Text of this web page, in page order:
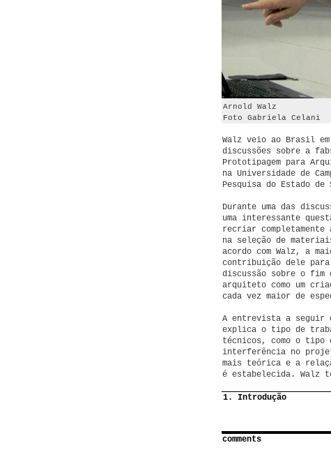
Arnold Walz
Foto Gabriela Celani
Walz veio ao Brasil
discussões sobre a
Prototipagem para
na Universidade de
Pesquisa do Estado de
Durante uma das
uma interessante
recriar
na seleção de
acordo com Walz, a
contribuição dele
discussão sobre o fim
arquiteto como um
cada vez maior de
A entrevista a seguir
explica o tipo de
técnicos, como o tipo
interferência no
mais teórica e a
é estabelecida. Walz
1. Introdução
comments